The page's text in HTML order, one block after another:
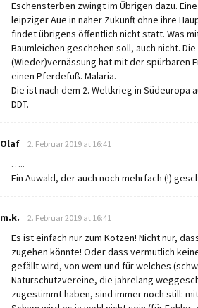
Eschensterben zwingt im Übrigen dazu.
leipziger Aue in naher Zukunft ohne ihre
findet übrigens öffentlich nicht statt. Was
Baumleichen geschehen soll, auch nicht.
(Wieder)vernässung hat mit der spürbaren
einen Pferdefuß. Malaria.
Die ist nach dem 2. Weltkrieg in
DDT.
Olaf says:
2. Februar 2019 at 16:41
…..
Ein Auwald, der auch noch mehrfach (!)
m.k. says:
2. Februar 2019 at 16:41
Es ist einfach nur zum Kotzen! Nicht nur,
zugehen könnte! Oder dass vermutlich
gefällt wird, von wem und für welches
Naturschutzvereine, die jahrelang
zugestimmt haben, sind immer noch still: